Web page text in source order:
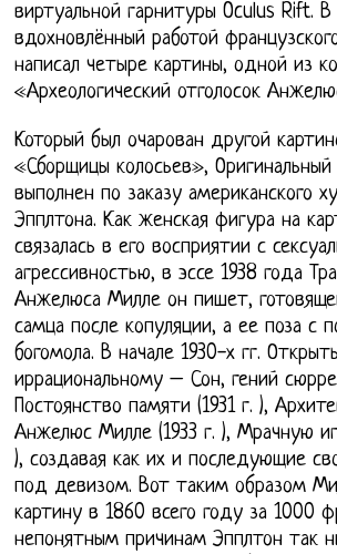
виртуальной гарнитуры Oculus Rift. В
вдохновлённый работой
написал четыре картины, одной из
«Археологический отголосок
Который был очарован другой
«Сборщицы колосьев»,
выполнен по заказу американского
Эпплтона. Как женская фигура на
связалась в его восприятии с
агрессивностью, в эссе 1938 года
Анжелюса Милле он пишет,
самца после копуляции, а ее поза с
богомола. В начале 1930-х гг.
иррациональному – Сон, гений
Постоянство памяти (1931 г. ),
Анжелюс Милле (1933 г. ), Мрачную
), создавая как их и последующие
под девизом. Вот таким образом
картину в 1860 всего году за 1000
непонятным причинам Эпплтон так